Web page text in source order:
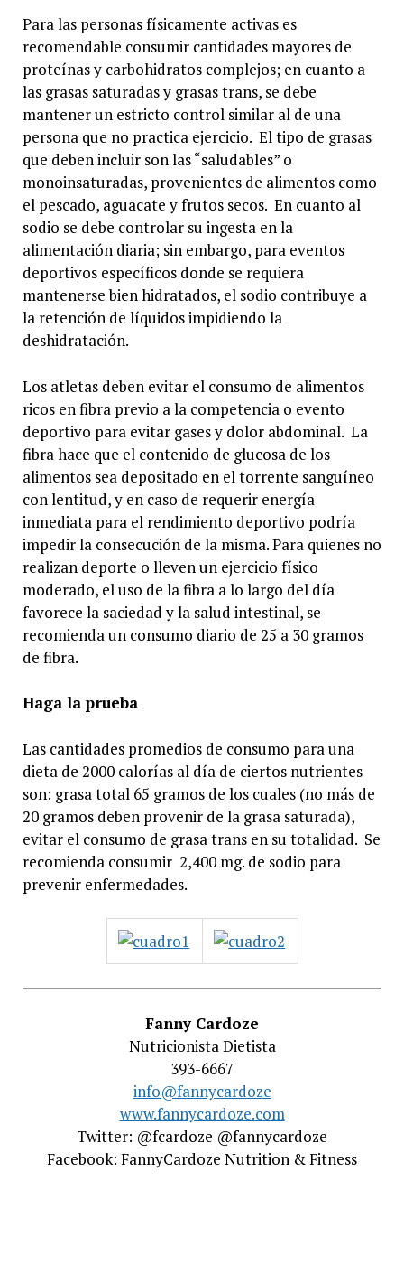
Para las personas físicamente activas es
recomendable consumir cantidades mayores de
proteínas y carbohidratos complejos; en cuanto a
las grasas saturadas y grasas trans, se debe
mantener un estricto control similar al de una
persona que no practica ejercicio. El tipo de grasas
que deben incluir son las “saludables” o
monoinsaturadas, provenientes de alimentos como
el pescado, aguacate y frutos secos. En cuanto al
sodio se debe controlar su ingesta en la
alimentación diaria; sin embargo, para eventos
deportivos específicos donde se requiera
mantenerse bien hidratados, el sodio contribuye a
la retención de líquidos impidiendo la
deshidratación.
Los atletas deben evitar el consumo de alimentos
ricos en fibra previo a la competencia o evento
deportivo para evitar gases y dolor abdominal. La
fibra hace que el contenido de glucosa de los
alimentos sea depositado en el torrente sanguíneo
con lentitud, y en caso de requerir energía
inmediata para el rendimiento deportivo podría
impedir la consecución de la misma. Para quienes no
realizan deporte o lleven un ejercicio físico
moderado, el uso de la fibra a lo largo del día
favorece la saciedad y la salud intestinal, se
recomienda un consumo diario de 25 a 30 gramos
de fibra.
Haga la prueba
Las cantidades promedios de consumo para una
dieta de 2000 calorías al día de ciertos nutrientes
son: grasa total 65 gramos de los cuales (no más de
20 gramos deben provenir de la grasa saturada),
evitar el consumo de grasa trans en su totalidad. Se
recomienda consumir 2,400 mg. de sodio para
prevenir enfermedades.
Fanny Cardoze
Nutricionista Dietista
393-6667
info@fannycardoze
www.fannycardoze.com
Twitter: @fcardoze @fannycardoze
Facebook: FannyCardoze Nutrition & Fitness